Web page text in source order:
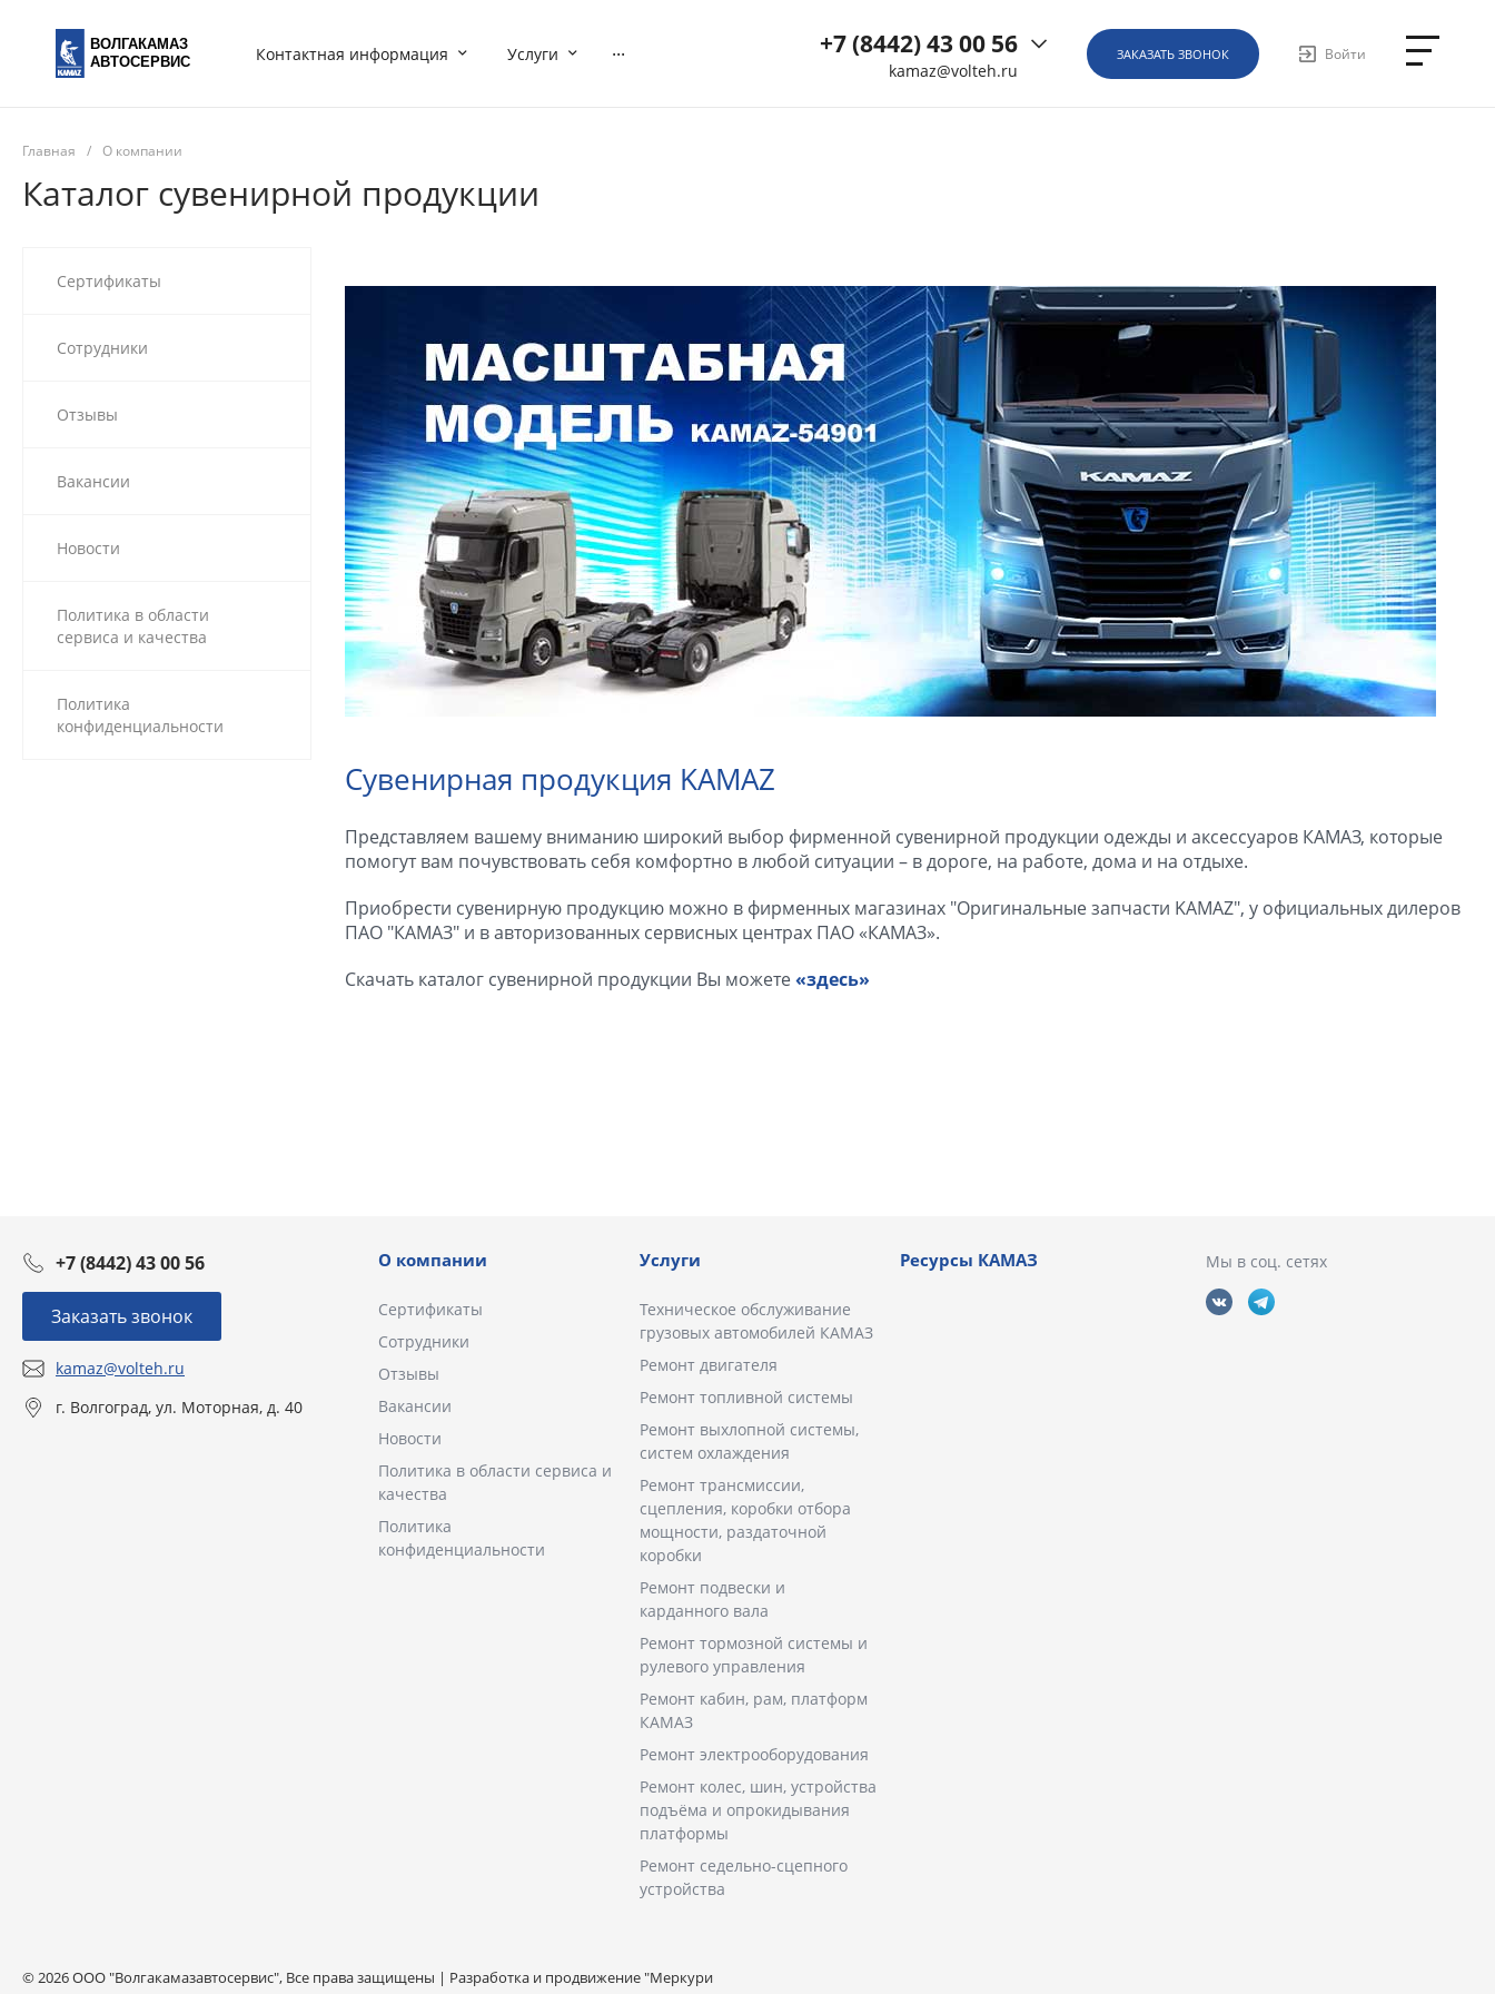
ВОЛГАКАМАЗ
АВТОСЕРВИС
Контактная информация Услуги ... +7 (8442) 43 00 56
г. Котельниково, ул.
Северная, дом 5
Пн-Вс: 08:00-21:00 Нет
Выходной
ktl-buh@volteh.ru
kamaz@volteh.ru
ЗАКАЗАТЬ ЗВОНОК Войти
Главная / О компании
Каталог сувенирной продукции
Сертификаты
Сотрудники
Отзывы
Вакансии
Новости
Политика в области
сервиса и качества
Политика
конфиденциальности
Сувенирная продукция KAMAZ
Представляем вашему вниманию широкий выбор фирменной сувенирной продукции одежды и аксессуаров КАМАЗ, которые
помогут вам почувствовать себя комфортно в любой ситуации – в дороге, на работе, дома и на отдыхе.
Приобрести сувенирную продукцию можно в фирменных магазинах "Оригинальные запчасти KAMAZ", у официальных дилеров
ПАО "КАМАЗ" и в авторизованных сервисных центрах ПАО «КАМАЗ».
Скачать каталог сувенирной продукции Вы можете«здесь»
+7 (8442) 43 00 56
Заказать звонок
kamaz@volteh.ru
г. Волгоград, ул. Моторная, д. 40
О компании
Сертификаты
Сотрудники
Отзывы
Вакансии
Новости
Политика в области сервиса и
качества
Политика
конфиденциальности
Услуги
Техническое обслуживание
грузовых автомобилей КАМАЗ
Ремонт двигателя
Ремонт топливной системы
Ремонт выхлопной системы,
систем охлаждения
Ремонт трансмиссии,
сцепления, коробки отбора
мощности, раздаточной
коробки
Ремонт подвески и
карданного вала
Ремонт тормозной системы и
рулевого управления
Ремонт кабин, рам, платформ
КАМАЗ
Ремонт электрооборудования
Ремонт колес, шин, устройства
подъёма и опрокидывания
платформы
Ремонт седельно-сцепного
устройства
Ресурсы КАМАЗ Мы в соц. сетях
© 2026 ООО "Волгакамазавтосервис", Все права защищены | Разработка и продвижение "Меркури